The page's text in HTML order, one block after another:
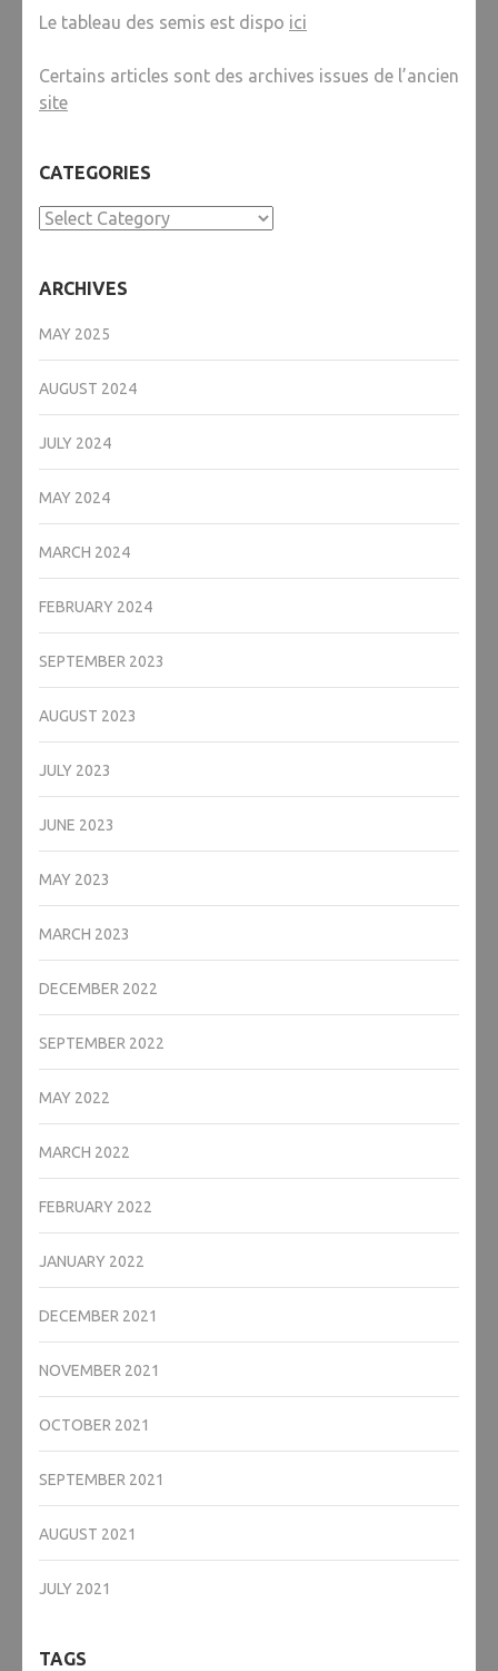
Le tableau des semis est dispo ici
Certains articles sont des archives issues de l’ancien
site
CATEGORIES
Categories
ARCHIVES
MAY 2025
AUGUST 2024
JULY 2024
MAY 2024
MARCH 2024
FEBRUARY 2024
SEPTEMBER 2023
AUGUST 2023
JULY 2023
JUNE 2023
MAY 2023
MARCH 2023
DECEMBER 2022
SEPTEMBER 2022
MAY 2022
MARCH 2022
FEBRUARY 2022
JANUARY 2022
DECEMBER 2021
NOVEMBER 2021
OCTOBER 2021
SEPTEMBER 2021
AUGUST 2021
JULY 2021
TAGS